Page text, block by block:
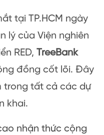
tại TP.HCM ngày
lý của Viện nghiên
RED, TreeBank
đồng cốt lõi. Đây
trong tất cả các dự
khai.
nhận thức cộng